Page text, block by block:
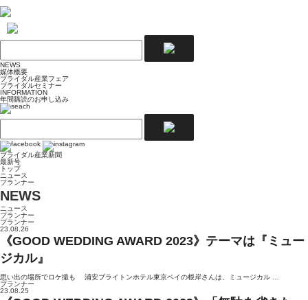
NEWS
媒体概要
ブライダル産業フェア
ブライダルセミナー
INFORMATION
年間購読のお申し込み
ブライダル産業新聞
最新号
トップ
ニュース
プランナー
NEWS
ニュース
プランナー
プランナー
23.08.26
《GOOD WEDDING AWARD 2023》テーマは『ミュー
ジカル』
思い出の場所でロケ撮も 浦安ブライトンホテル東京ベイの根岸さんは、ミュージカル …
プランナー
23.08.25